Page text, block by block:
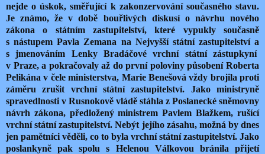
nejde o úskok, směřující k zakonzervování současného stavu.
Je známo, že v době bouřlivých diskusí o návrhu nového
zákona o státním zastupitelství, které vypukly současně
s nástupem Pavla Zemana na Nejvyšší státní zastupitelství a
s jmenováním Lenky Bradáčové vrchní státní zástupkyní
v Praze, a pokračovaly až do první poloviny působení Roberta
Pelikána v čele ministerstva, Marie Benešová vždy brojila proti
záměru zrušit vrchní státní zastupitelství. Jako ministryně
spravedlnosti v Rusnokově vládě stáhla z Poslanecké sněmovny
návrh zákona, předložený ministrem Pavlem Blažkem, rušící
vrchní státní zastupitelství. Nebýt jejího zásahu, možná by dnes
jen pamětníci věděli, co to byla vrchní státní zastupitelství. Jako
poslankyně pak spolu s Helenou Válkovou bránila přijetí